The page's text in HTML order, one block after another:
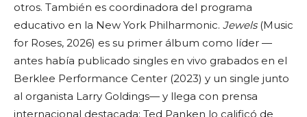
otros. También es coordinadora del programa
educativo en la New York Philharmonic. Jewels(Music
for Roses, 2026) es su primer álbum como líder —
antes había publicado singles en vivo grabados en el
Berklee Performance Center (2023) y un single junto
al organista Larry Goldings— y llega con prensa
internacional destacada: Ted Panken lo calificó de